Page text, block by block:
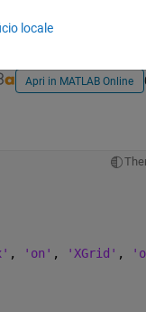
Apri in MATLAB Online
, 'on' , 'XGrid' ,
locale